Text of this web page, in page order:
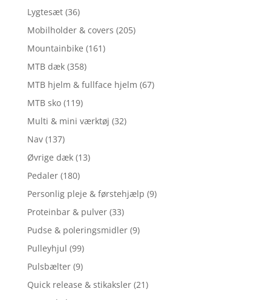
Lygtesæt (36)
Mobilholder & covers (205)
Mountainbike (161)
MTB dæk (358)
MTB hjelm & fullface hjelm (67)
MTB sko (119)
Multi & mini værktøj (32)
Nav (137)
Øvrige dæk (13)
Pedaler (180)
Personlig pleje & førstehjælp (9)
Proteinbar & pulver (33)
Pudse & poleringsmidler (9)
Pulleyhjul (99)
Pulsbælter (9)
Quick release & stikaksler (21)